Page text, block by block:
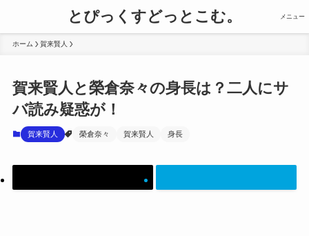
とぴっくすどっとこむ。 メニュー
ホーム 賀来賢人
賀来賢人と榮倉奈々の身長は？二人にサ
バ読み疑惑が！
賀来賢人 榮倉奈々 賀来賢人 身長